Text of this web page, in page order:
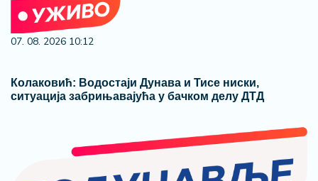
07. 08. 2026 10:12
Колаковић: Водостаји Дунава и Тисе ниски,
ситуација забрињавајућа у бачком делу ДТД